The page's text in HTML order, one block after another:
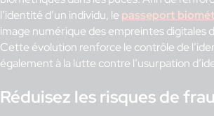
l’identité d’un individu, le passeport
image numérique des empreintes digitales
Cette évolution renforce le contrôle de
également à la lutte contre l’usurpation
Réduisez les risques de